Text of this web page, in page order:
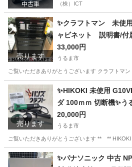
（株）ICT
売ります
✨クラフトマン 未使
ャビネット 説明書/付
33,000円
うるま市
ご覧いただきありがとうございます クラフト
沖縄 うるま市 ツール
売ります
✨HIKOKI 未使用
ダ 100ｍｍ 切断機✨う
20,000円
うるま市
ご覧いただきありがとうございます ** **
沖縄 うるま市 その他
✨パナソニック 中古